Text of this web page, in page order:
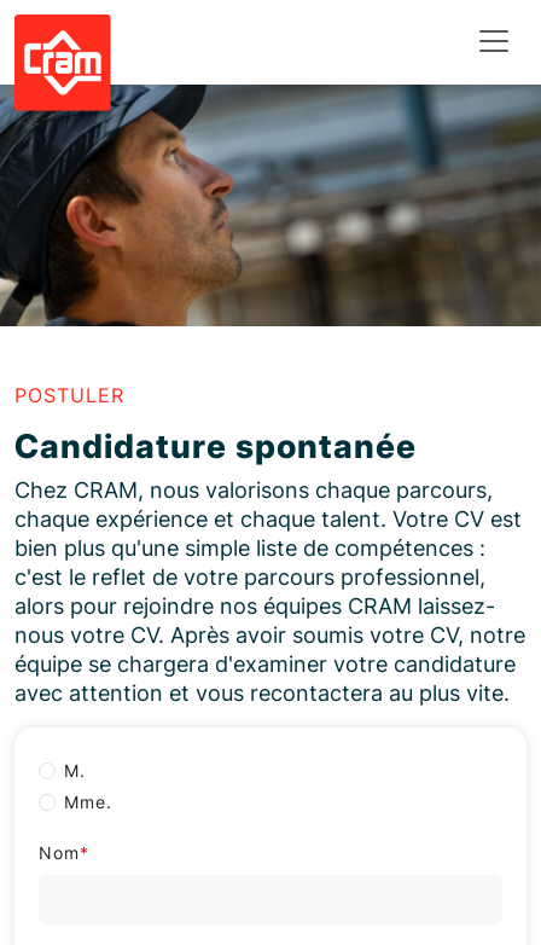
POSTULER
Candidature spontanée
Chez CRAM, nous valorisons chaque parcours,
chaque expérience et chaque talent. Votre CV est
bien plus qu'une simple liste de compétences :
c'est le reflet de votre parcours professionnel,
alors pour rejoindre nos équipes CRAM laissez-
nous votre CV. Après avoir soumis votre CV, notre
équipe se chargera d'examiner votre candidature
avec attention et vous recontactera au plus vite.
M.
Mme.
Nom*
Panneau de gestion des cookies